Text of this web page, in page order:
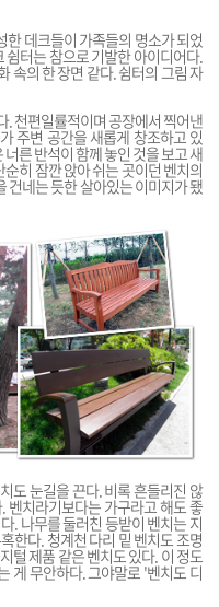
데크들이 가족들의 명소가 되었
쉼터는 참으로 기발한 아이디어다.
속의 한 장면 같다. 쉼터의 그림 자
. 천편일률적이며 공장에서 찍어낸
주변 공간을 새롭게 창조하고 있
른 반석이 함께 놓인 것을 보고 새
히 잠깐 앉아 쉬는 곳이던 벤치의
건네는 듯한 살아있는 이미지가 됐
도 눈길을 끈다. 비록 흔들리진 않
벤치라기보다는 가구라고 해도 좋
. 나무를 둘러친 등받이 벤치는 지
한다. 청계천 다리 밑 벤치도 조명
털 제품 같은 벤치도 있다. 이 정도
게 무안하다. 그야말로 '벤치도 디